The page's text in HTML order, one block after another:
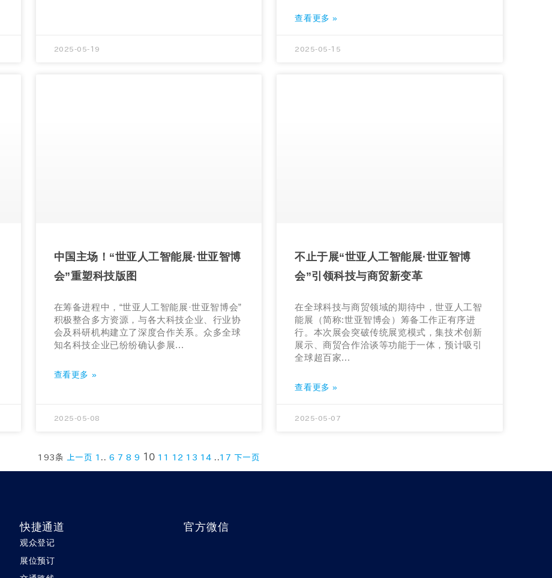
2025-05-19
查看更多 »
2025-05-15
中国主场！“世亚人工智能展·世亚智博
会”重塑科技版图
在筹备进程中，“世亚人工智能展·世亚智博会”
积极整合多方资源，与各大科技企业、行业协
会及科研机构建立了深度合作关系。众多全球
知名科技企业已纷纷确认参展...
查看更多 »
2025-05-08
不止于展“世亚人工智能展·世亚智博
会”引领科技与商贸新变革
在全球科技与商贸领域的期待中，世亚人工智
能展（简称:世亚智博会）筹备工作正有序进
行。本次展会突破传统展览模式，集技术创新
展示、商贸合作洽谈等功能于一体，预计吸引
全球超百家...
查看更多 »
2025-05-07
193条 上一页 1 .. 6 7 8 9 10 11 12 13 14 ..17 下一页
快捷通道
观众登记
展位预订
官方微信